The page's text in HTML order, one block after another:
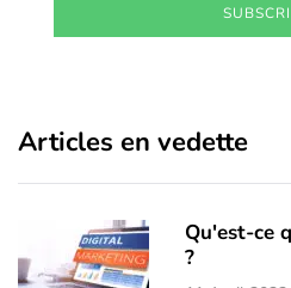
Articles en vedette
Qu'est-ce
?